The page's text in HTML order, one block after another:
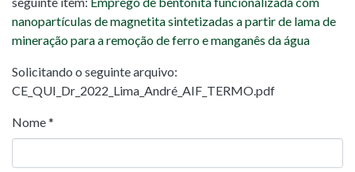
nanopartículas de magnetita sintetizadas a partir de lama de
mineração para a remoção de ferro e manganês da água
Solicitando o seguinte arquivo:
CE_QUI_Dr_2022_Lima_André_AIF_TERMO.pdf
Nome *